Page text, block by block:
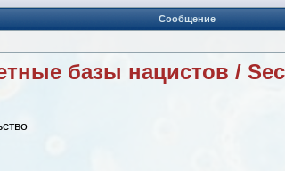
Сообщение
базы нацистов /